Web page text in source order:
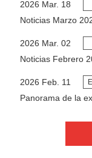
Noticias Marzo
2026 Mar. 18
Noticias Febrero
2026 Mar. 02
Panorama de la
2026 Feb. 11